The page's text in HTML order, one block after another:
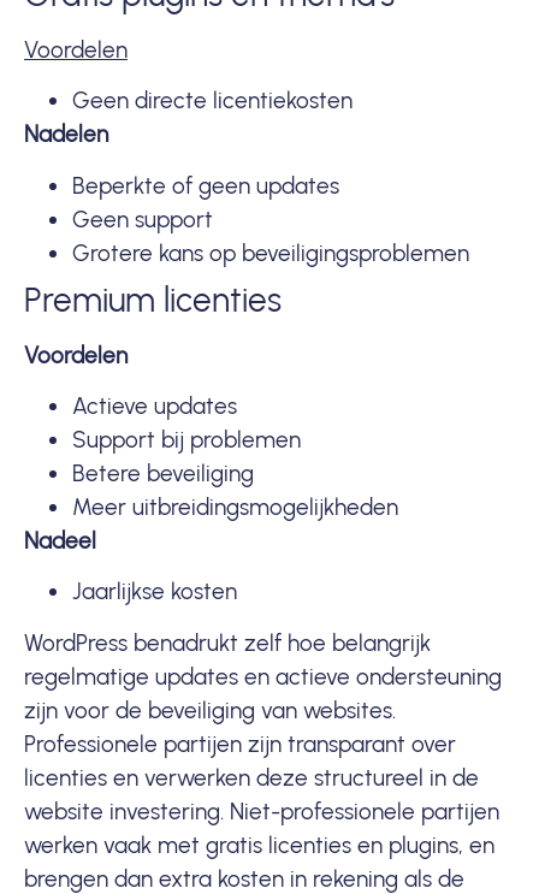
Voordelen
Geen directe licentiekosten
Nadelen
Beperkte of geen updates
Geen support
Grotere kans op beveiligingsproblemen
Premium licenties
Voordelen
Actieve updates
Support bij problemen
Betere beveiliging
Meer uitbreidingsmogelijkheden
Nadeel
Jaarlijkse kosten
WordPress benadrukt zelf hoe belangrijk
regelmatige updates en actieve ondersteuning
zijn voor de beveiliging van websites.
Professionele partijen zijn transparant over
licenties en verwerken deze structureel in de
website investering. Niet-professionele partijen
werken vaak met gratis licenties en plugins, en
brengen dan extra kosten in rekening als de